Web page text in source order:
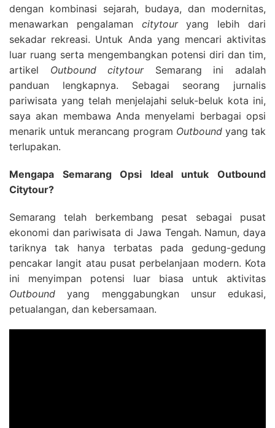
dengan kombinasi sejarah, budaya, dan modernitas,
menawarkan pengalaman citytouryang lebih dari
sekadar rekreasi. Untuk Anda yang mencari aktivitas
luar ruang serta mengembangkan potensi diri dan tim,
artikel Outbound citytourSemarang ini adalah
panduan lengkapnya. Sebagai seorang jurnalis
pariwisata yang telah menjelajahi seluk-beluk kota ini,
saya akan membawa Anda menyelami berbagai opsi
menarik untuk merancang program Outboundyang tak
terlupakan.
Mengapa Semarang Opsi Ideal untuk Outbound
Citytour?
Semarang telah berkembang pesat sebagai pusat
ekonomi dan pariwisata di Jawa Tengah. Namun, daya
tariknya tak hanya terbatas pada gedung-gedung
pencakar langit atau pusat perbelanjaan modern. Kota
ini menyimpan potensi luar biasa untuk aktivitas
Outbound yang menggabungkan unsur edukasi,
petualangan, dan kebersamaan.